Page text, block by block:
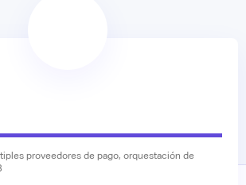
proveedores de pago, orquestación de